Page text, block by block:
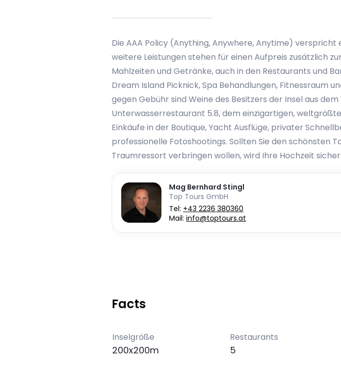
Die AAA Policy (Anything, Anywhere, Anytime)
weitere Leistungen stehen für einen Aufpreis zusätzlich
Mahlzeiten und Getränke, auch in den Restaurants und
Dream Island Picknick, Spa Behandlungen, Fitnessraum
gegen Gebühr sind Weine des Besitzers der Insel aus
Unterwasserrestaurant 5.8, dem einzigartigen,
Einkäufe in der Boutique, Yacht Ausflüge, privater
professionelle Fotoshootings. Sollten Sie den schönsten
Traumressort verbringen wollen, wird Ihre Hochzeit
Mag Bernhard Stingl
Top Tours GmbH
Tel: +43 2236 380360
Mail: info@toptours.at
Facts
Inselgröße
200x200m
Restaurants
5